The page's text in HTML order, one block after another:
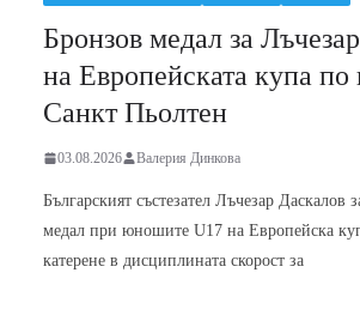
Бронзов медал за
на Европейската купа по
Санкт Пьолтен
03.08.2026 Валерия Динкова
Българският състезател Лъчезар Даскалов
медал при юношите U17 на Европейска
катерене в дисциплината скорост за